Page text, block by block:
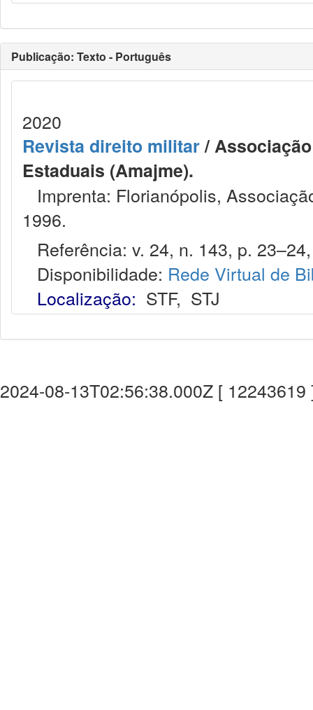
Publicação: Texto - Português
2020
Revista direito militar/
Estaduais (Amajme).
Imprenta: Florianópolis,
1996.
Referência: v. 24, n. 143, p.
Disponibilidade: Rede Virtual de
Localização: STF, STJ
2024-08-13T02:56:38.000Z [ 12243619